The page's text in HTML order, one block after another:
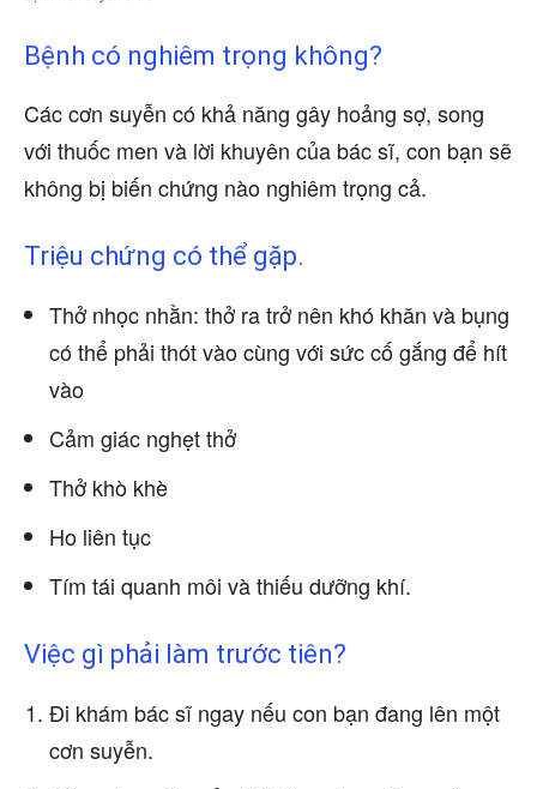
Bệnh có nghiêm trọng không?
Các cơn suyễn có khả năng gây hoảng sợ, song
với thuốc men và lời khuyên của bác sĩ, con bạn sẽ
không bị biến chứng nào nghiêm trọng cả.
Triệu chứng có thể gặp.
Thở nhọc nhằn: thở ra trở nên khó khăn và bụng
có thể phải thót vào cùng với sức cố gắng để hít
vào
Cảm giác nghẹt thở
Thở khò khè
Ho liên tục
Tím tái quanh môi và thiếu dưỡng khí.
Việc gì phải làm trước tiên?
Đi khám bác sĩ ngay nếu con bạn đang lên một
cơn suyễn.